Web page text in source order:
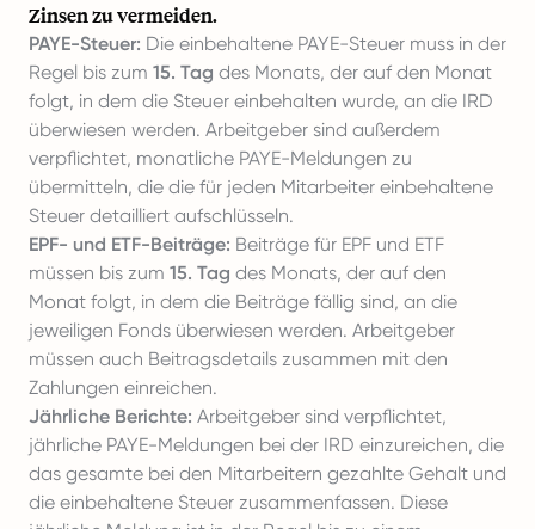
Zinsen zu vermeiden.
PAYE-Steuer: Die einbehaltene PAYE-Steuer muss in der
Regel bis zum 15. Tag des Monats, der auf den Monat
folgt, in dem die Steuer einbehalten wurde, an die IRD
überwiesen werden. Arbeitgeber sind außerdem
verpflichtet, monatliche PAYE-Meldungen zu
übermitteln, die die für jeden Mitarbeiter einbehaltene
Steuer detailliert aufschlüsseln.
EPF- und ETF-Beiträge: Beiträge für EPF und ETF
müssen bis zum 15. Tag des Monats, der auf den
Monat folgt, in dem die Beiträge fällig sind, an die
jeweiligen Fonds überwiesen werden. Arbeitgeber
müssen auch Beitragsdetails zusammen mit den
Zahlungen einreichen.
Jährliche Berichte: Arbeitgeber sind verpflichtet,
jährliche PAYE-Meldungen bei der IRD einzureichen, die
das gesamte bei den Mitarbeitern gezahlte Gehalt und
die einbehaltene Steuer zusammenfassen. Diese